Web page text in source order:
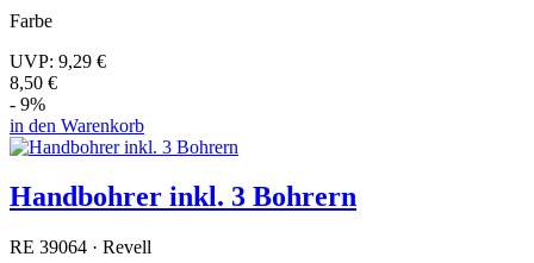
Farbe
UVP: 9,29 €
8,50 €
- 9%
in den Warenkorb
Handbohrer inkl. 3 Bohrern
RE 39064 · Revell